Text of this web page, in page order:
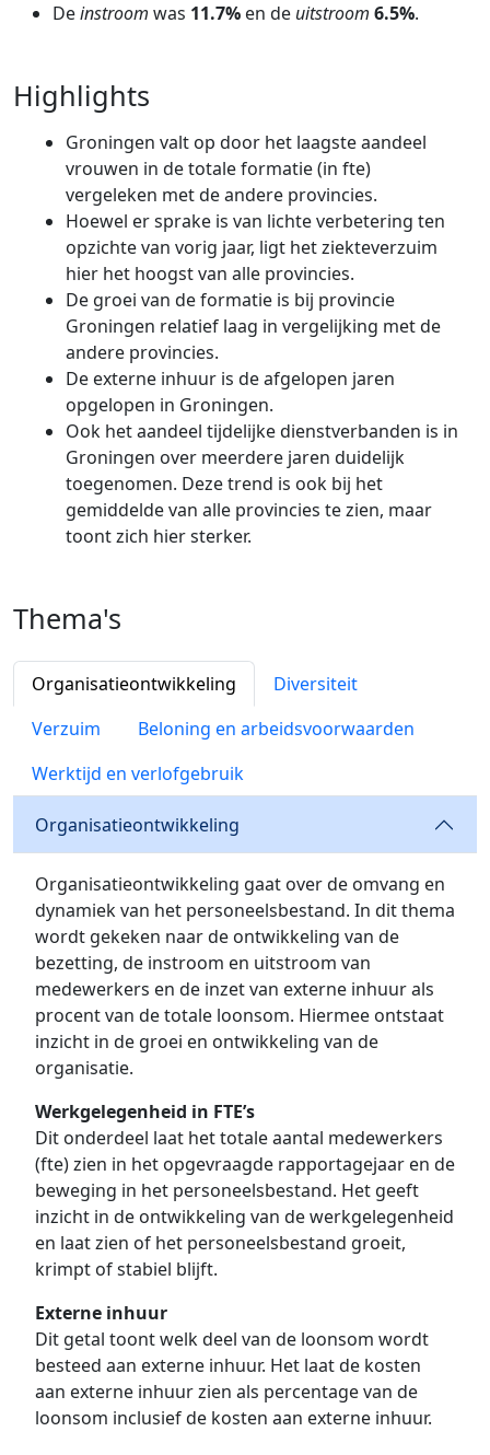
Deinstroom was 11.7% en de uitstroom 6.5%.
Highlights
Groningen valt op door het laagste aandeel
vrouwen in de totale formatie (in fte)
vergeleken met de andere provincies.
Hoewel er sprake is van lichte verbetering ten
opzichte van vorig jaar, ligt het ziekteverzuim
hier het hoogst van alle provincies.
De groei van de formatie is bij provincie
Groningen relatief laag in vergelijking met de
andere provincies.
De externe inhuur is de afgelopen jaren
opgelopen in Groningen.
Ook het aandeel tijdelijke dienstverbanden is in
Groningen over meerdere jaren duidelijk
toegenomen. Deze trend is ook bij het
gemiddelde van alle provincies te zien, maar
toont zich hier sterker.
Thema's
Organisatieontwikkeling
Diversiteit
Verzuim
Beloning en arbeidsvoorwaarden
Werktijd en verlofgebruik
Organisatieontwikkeling
Organisatieontwikkeling gaat over de omvang en
dynamiek van het personeelsbestand. In dit thema
wordt gekeken naar de ontwikkeling van de
bezetting, de instroom en uitstroom van
medewerkers en de inzet van externe inhuur als
procent van de totale loonsom. Hiermee ontstaat
inzicht in de groei en ontwikkeling van de
organisatie.
Werkgelegenheid in FTE’s
Dit onderdeel laat het totale aantal medewerkers
(fte) zien in het opgevraagde rapportagejaar en de
beweging in het personeelsbestand. Het geeft
inzicht in de ontwikkeling van de werkgelegenheid
en laat zien of het personeelsbestand groeit,
krimpt of stabiel blijft.
Externe inhuur
Dit getal toont welk deel van de loonsom wordt
besteed aan externe inhuur. Het laat de kosten
aan externe inhuur zien als percentage van de
loonsom inclusief de kosten aan externe inhuur.